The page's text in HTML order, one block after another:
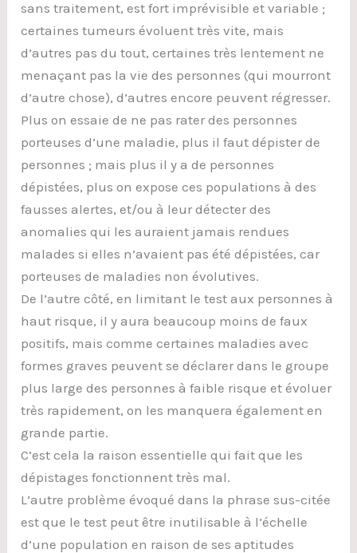
sans traitement, est fort imprévisible et variable ;
certaines tumeurs évoluent très vite, mais
d’autres pas du tout, certaines très lentement ne
menaçant pas la vie des personnes (qui mourront
d’autre chose), d’autres encore peuvent régresser.
Plus on essaie de ne pas rater des personnes
porteuses d’une maladie, plus il faut dépister de
personnes ; mais plus il y a de personnes
dépistées, plus on expose ces populations à des
fausses alertes, et/ou à leur détecter des
anomalies qui les auraient jamais rendues
malades si elles n’avaient pas été dépistées, car
porteuses de maladies non évolutives.
De l’autre côté, en limitant le test aux personnes à
haut risque, il y aura beaucoup moins de faux
positifs, mais comme certaines maladies avec
formes graves peuvent se déclarer dans le groupe
plus large des personnes à faible risque et évoluer
très rapidement, on les manquera également en
grande partie.
C’est cela la raison essentielle qui fait que les
dépistages fonctionnent très mal.
L’autre problème évoqué dans la phrase sus-citée
est que le test peut être inutilisable à l’échelle
d’une population en raison de ses aptitudes